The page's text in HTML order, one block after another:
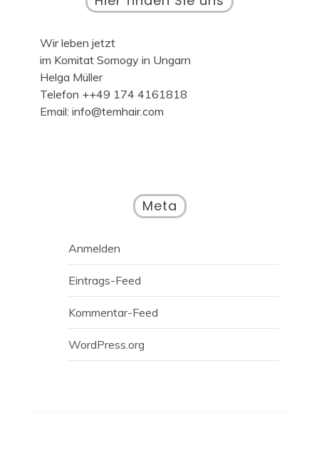
Wir leben jetzt
im Komitat Somogy in Ungarn
Helga Müller
Telefon ++49 174 4161818
Email: info@temhair.com
Meta
Anmelden
Eintrags-Feed
Kommentar-Feed
WordPress.org